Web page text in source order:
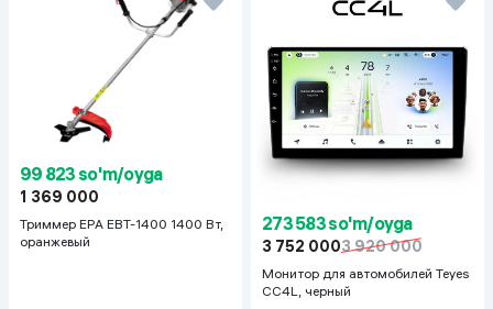
99 823 so'm/oyga
1 369 000
Триммер EPA EBT-1400 1400 Вт,
оранжевый
273 583 so'm/oyga
3 752 0003 920 000
Монитор для автомобилей Teyes
CC4L, черный